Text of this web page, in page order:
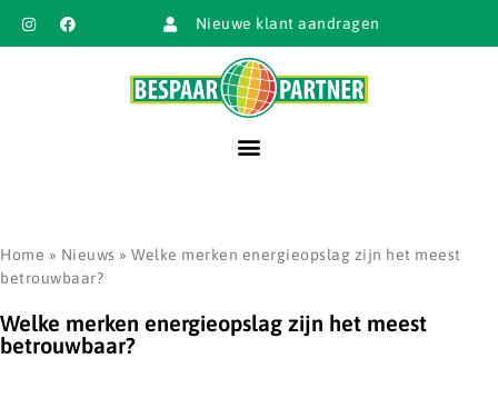
Nieuwe klant aandragen
Home » Nieuws » Welke merken energieopslag zijn het meest
betrouwbaar?
Welke merken energieopslag zijn het meest
betrouwbaar?